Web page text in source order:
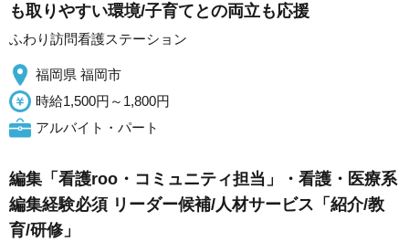
も取りやすい環境/子育てとの両立も応援
ふわり訪問看護ステーション
福岡県 福岡市
時給1,500円～1,800円
アルバイト・パート
編集「看護roo・コミュニティ担当」・看護・医療系
編集経験必須 リーダー候補/人材サービス「紹介/教
育/研修」